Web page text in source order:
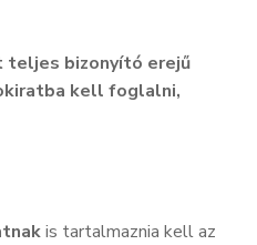
teljes bizonyító erejű
kell foglalni,
is tartalmaznia kell az